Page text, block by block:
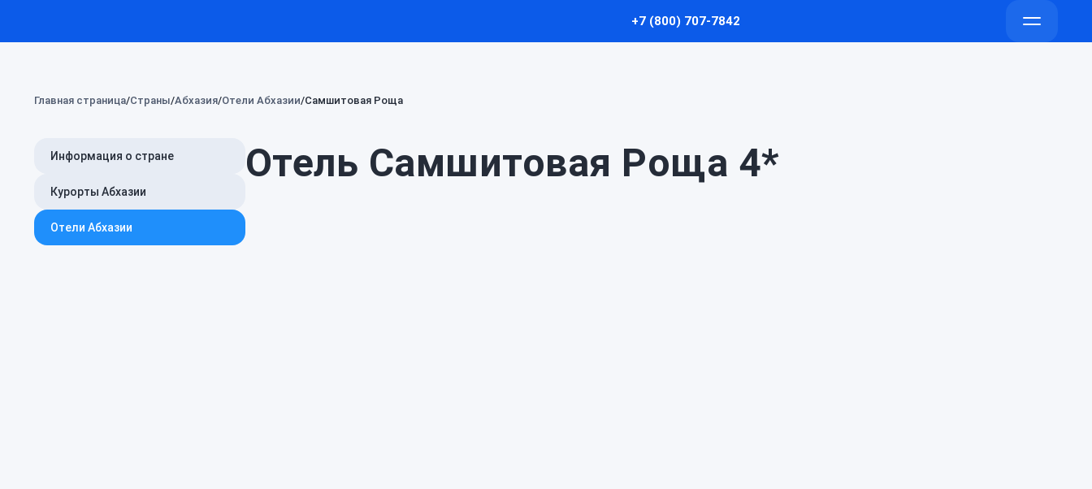
+7 (800) 707-7842
Открыть
Главная страница Страны Абхазия Отели Абхазии Самшитовая Роща
Отель Самшитовая Роща 4*
Информация о стране
Курорты Абхазии
Отели Абхазии